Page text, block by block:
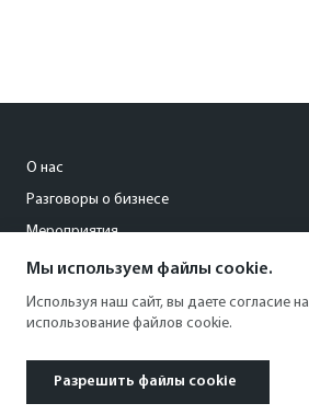
О нас
Разговоры о бизнесе
Мероприятия
pisareva@kommersant-kuban.ru
8 (861) 201-94-26
Мы используем файлы cookie.
Используя наш сайт, вы даете согласие на
использование файлов cookie.
Разрешить файлы cookie